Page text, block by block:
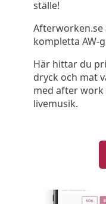
ställe!
Afterworken.se
kompletta AW-
Här hittar du
dryck och mat
med after work
livemusik.